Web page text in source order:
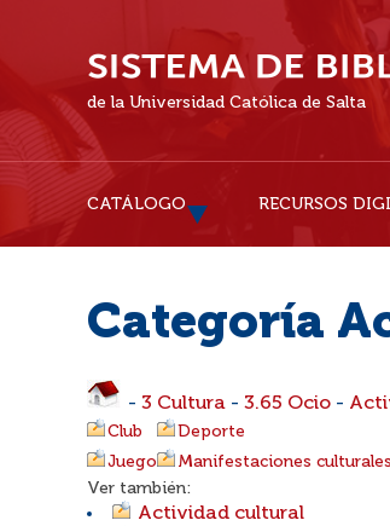
de la Universidad Católica de Salta
CATÁLOGO RECURSOS
Categoría
- 3 Cultura - 3.65 Ocio -
Club Deporte
Juego
Manifestaciones culturales
Ver también:
Actividad cultural